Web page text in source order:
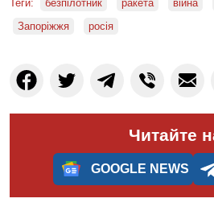
Теги: безпілотник ракета війна
Запоріжжя
росія
Читайте
GOOGLE NEWS